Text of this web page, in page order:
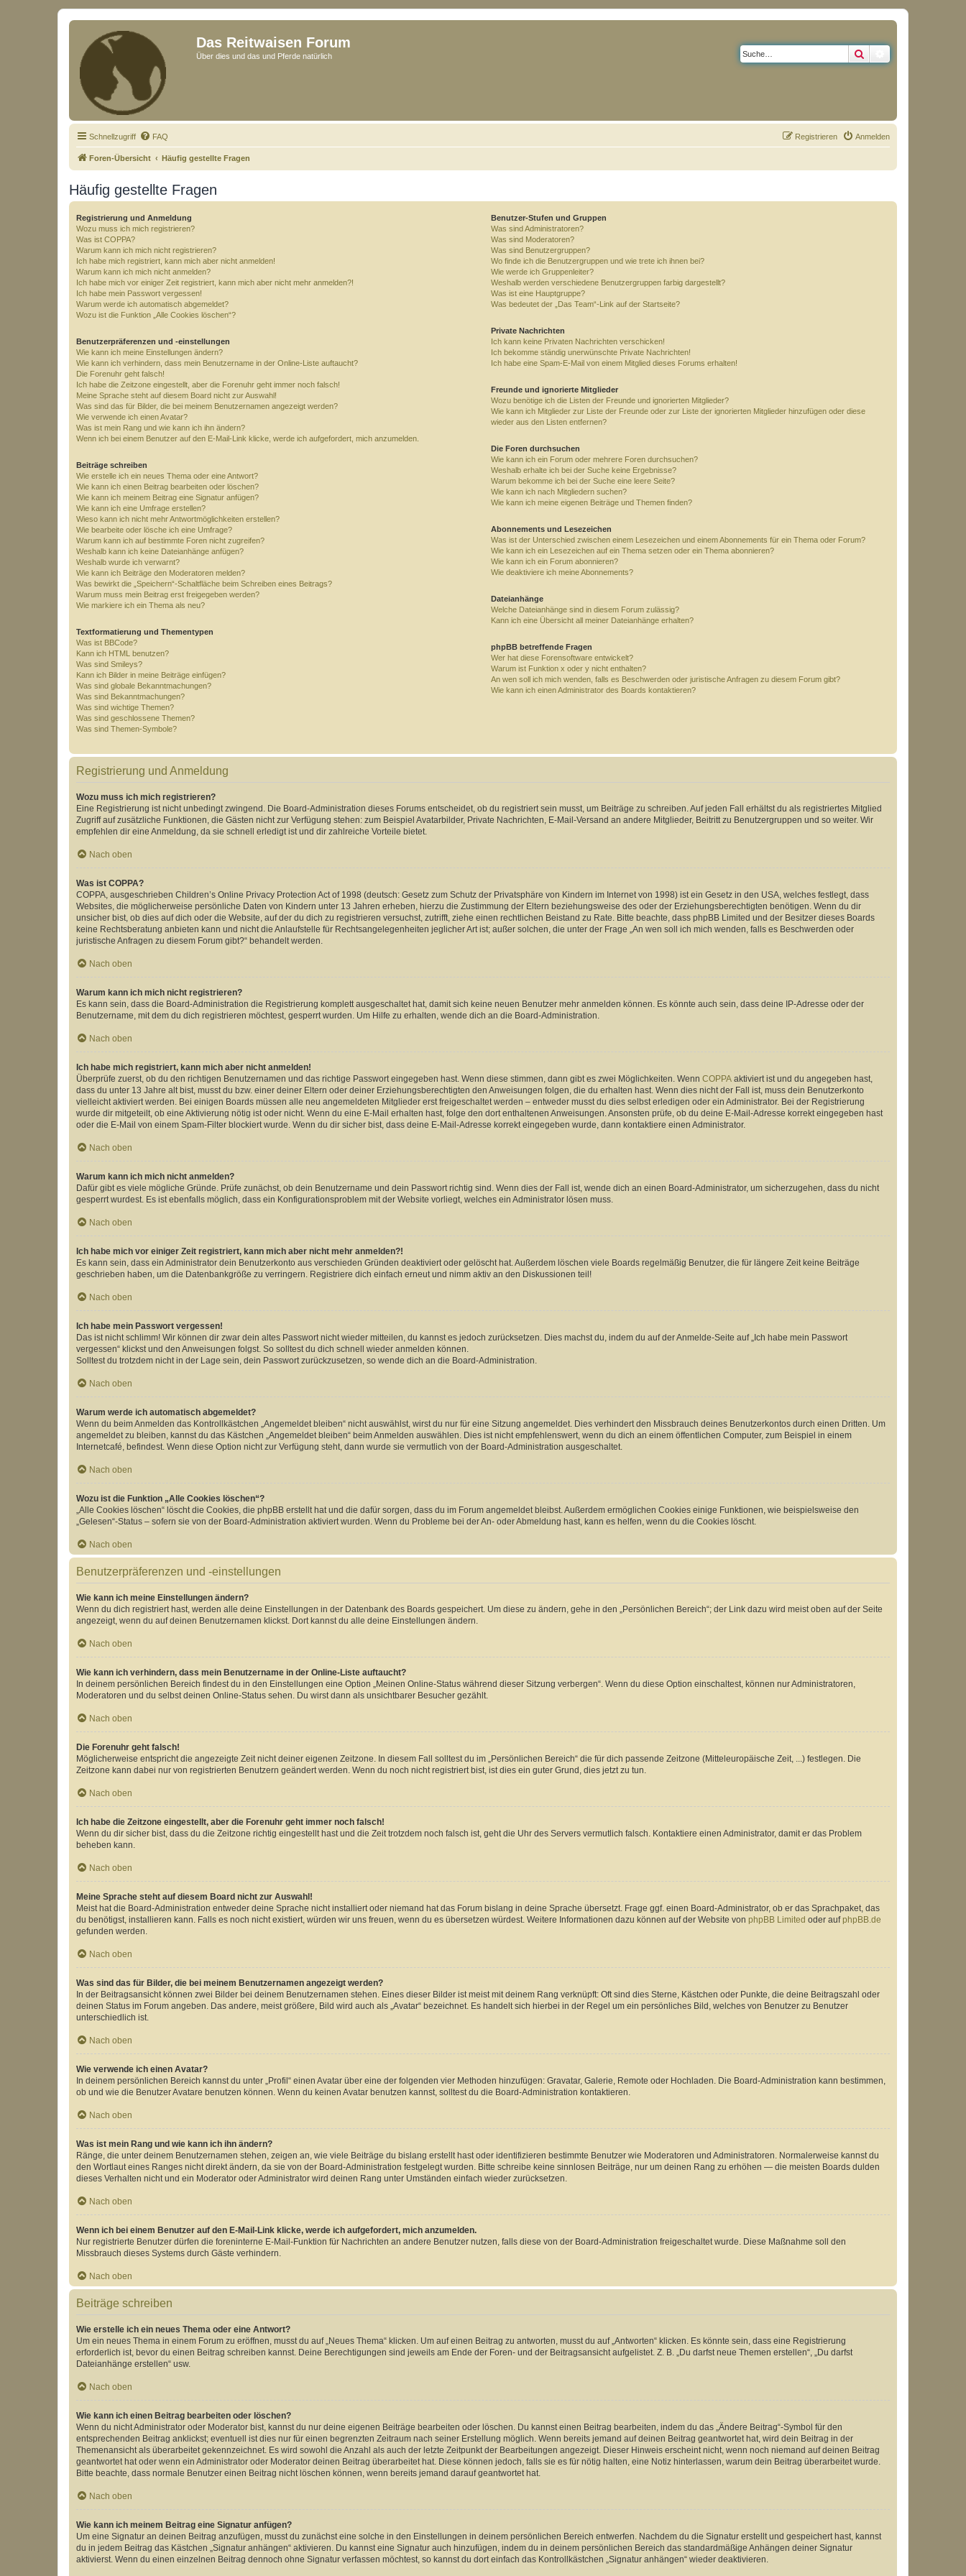
Das Reitwaisen Forum
Über dies und das und Pferde natürlich
Schnellzugriff FAQ Anmelden
Registrieren
Foren-Übersicht Häufig gestellte Fragen
Häufig gestellte Fragen
Registrierung und Anmeldung
Wozu muss ich mich registrieren?
Was ist COPPA?
Warum kann ich mich nicht registrieren?
Ich habe mich registriert, kann mich aber nicht anmelden!
Warum kann ich mich nicht anmelden?
Ich habe mich vor einiger Zeit registriert, kann mich aber nicht mehr anmelden?!
Ich habe mein Passwort vergessen!
Warum werde ich automatisch abgemeldet?
Wozu ist die Funktion „Alle Cookies löschen“?
Benutzerpräferenzen und -einstellungen
Wie kann ich meine Einstellungen ändern?
Wie kann ich verhindern, dass mein Benutzername in der Online-Liste auftaucht?
Die Forenuhr geht falsch!
Ich habe die Zeitzone eingestellt, aber die Forenuhr geht immer noch falsch!
Meine Sprache steht auf diesem Board nicht zur Auswahl!
Was sind das für Bilder, die bei meinem Benutzernamen angezeigt werden?
Wie verwende ich einen Avatar?
Was ist mein Rang und wie kann ich ihn ändern?
Wenn ich bei einem Benutzer auf den E-Mail-Link klicke, werde ich aufgefordert, mich anzumelden.
Beiträge schreiben
Wie erstelle ich ein neues Thema oder eine Antwort?
Wie kann ich einen Beitrag bearbeiten oder löschen?
Wie kann ich meinem Beitrag eine Signatur anfügen?
Wie kann ich eine Umfrage erstellen?
Wieso kann ich nicht mehr Antwortmöglichkeiten erstellen?
Wie bearbeite oder lösche ich eine Umfrage?
Warum kann ich auf bestimmte Foren nicht zugreifen?
Weshalb kann ich keine Dateianhänge anfügen?
Weshalb wurde ich verwarnt?
Wie kann ich Beiträge den Moderatoren melden?
Was bewirkt die „Speichern“-Schaltfläche beim Schreiben eines Beitrags?
Warum muss mein Beitrag erst freigegeben werden?
Wie markiere ich ein Thema als neu?
Textformatierung und Thementypen
Was ist BBCode?
Kann ich HTML benutzen?
Was sind Smileys?
Kann ich Bilder in meine Beiträge einfügen?
Was sind globale Bekanntmachungen?
Was sind Bekanntmachungen?
Was sind wichtige Themen?
Was sind geschlossene Themen?
Was sind Themen-Symbole?
Benutzer-Stufen und Gruppen
Was sind Administratoren?
Was sind Moderatoren?
Was sind Benutzergruppen?
Wo finde ich die Benutzergruppen und wie trete ich ihnen bei?
Wie werde ich Gruppenleiter?
Weshalb werden verschiedene Benutzergruppen farbig dargestellt?
Was ist eine Hauptgruppe?
Was bedeutet der „Das Team“-Link auf der Startseite?
Private Nachrichten
Ich kann keine Privaten Nachrichten verschicken!
Ich bekomme ständig unerwünschte Private Nachrichten!
Ich habe eine Spam-E-Mail von einem Mitglied dieses Forums erhalten!
Freunde und ignorierte Mitglieder
Wozu benötige ich die Listen der Freunde und ignorierten Mitglieder?
Wie kann ich Mitglieder zur Liste der Freunde oder zur Liste der ignorierten Mitglieder hinzufügen oder diese
wieder aus den Listen entfernen?
Die Foren durchsuchen
Wie kann ich ein Forum oder mehrere Foren durchsuchen?
Weshalb erhalte ich bei der Suche keine Ergebnisse?
Warum bekomme ich bei der Suche eine leere Seite?
Wie kann ich nach Mitgliedern suchen?
Wie kann ich meine eigenen Beiträge und Themen finden?
Abonnements und Lesezeichen
Was ist der Unterschied zwischen einem Lesezeichen und einem Abonnements für ein Thema oder Forum?
Wie kann ich ein Lesezeichen auf ein Thema setzen oder ein Thema abonnieren?
Wie kann ich ein Forum abonnieren?
Wie deaktiviere ich meine Abonnements?
Dateianhänge
Welche Dateianhänge sind in diesem Forum zulässig?
Kann ich eine Übersicht all meiner Dateianhänge erhalten?
phpBB betreffende Fragen
Wer hat diese Forensoftware entwickelt?
Warum ist Funktion x oder y nicht enthalten?
An wen soll ich mich wenden, falls es Beschwerden oder juristische Anfragen zu diesem Forum gibt?
Wie kann ich einen Administrator des Boards kontaktieren?
Registrierung und Anmeldung
Wozu muss ich mich registrieren?
Eine Registrierung ist nicht unbedingt zwingend. Die Board-Administration dieses Forums entscheidet, ob du registriert sein musst, um Beiträge zu schreiben. Auf jeden Fall erhältst du als registriertes Mitglied
Zugriff auf zusätzliche Funktionen, die Gästen nicht zur Verfügung stehen: zum Beispiel Avatarbilder, Private Nachrichten, E-Mail-Versand an andere Mitglieder, Beitritt zu Benutzergruppen und so weiter. Wir
empfehlen dir eine Anmeldung, da sie schnell erledigt ist und dir zahlreiche Vorteile bietet.
Nach oben
Was ist COPPA?
COPPA, ausgeschrieben Children’s Online Privacy Protection Act of 1998 (deutsch: Gesetz zum Schutz der Privatsphäre von Kindern im Internet von 1998) ist ein Gesetz in den USA, welches festlegt, dass
Websites, die möglicherweise persönliche Daten von Kindern unter 13 Jahren erheben, hierzu die Zustimmung der Eltern beziehungsweise des oder der Erziehungsberechtigten benötigen. Wenn du dir
unsicher bist, ob dies auf dich oder die Website, auf der du dich zu registrieren versuchst, zutrifft, ziehe einen rechtlichen Beistand zu Rate. Bitte beachte, dass phpBB Limited und der Besitzer dieses Boards
keine Rechtsberatung anbieten kann und nicht die Anlaufstelle für Rechtsangelegenheiten jeglicher Art ist; außer solchen, die unter der Frage „An wen soll ich mich wenden, falls es Beschwerden oder
juristische Anfragen zu diesem Forum gibt?“ behandelt werden.
Nach oben
Warum kann ich mich nicht registrieren?
Es kann sein, dass die Board-Administration die Registrierung komplett ausgeschaltet hat, damit sich keine neuen Benutzer mehr anmelden können. Es könnte auch sein, dass deine IP-Adresse oder der
Benutzername, mit dem du dich registrieren möchtest, gesperrt wurden. Um Hilfe zu erhalten, wende dich an die Board-Administration.
Nach oben
Ich habe mich registriert, kann mich aber nicht anmelden!
Überprüfe zuerst, ob du den richtigen Benutzernamen und das richtige Passwort eingegeben hast. Wenn diese stimmen, dann gibt es zwei Möglichkeiten. Wenn COPPA aktiviert ist und du angegeben hast,
dass du unter 13 Jahre alt bist, musst du bzw. einer deiner Eltern oder deiner Erziehungsberechtigten den Anweisungen folgen, die du erhalten hast. Wenn dies nicht der Fall ist, muss dein Benutzerkonto
vielleicht aktiviert werden. Bei einigen Boards müssen alle neu angemeldeten Mitglieder erst freigeschaltet werden – entweder musst du dies selbst erledigen oder ein Administrator. Bei der Registrierung
wurde dir mitgeteilt, ob eine Aktivierung nötig ist oder nicht. Wenn du eine E-Mail erhalten hast, folge den dort enthaltenen Anweisungen. Ansonsten prüfe, ob du deine E-Mail-Adresse korrekt eingegeben hast
oder die E-Mail von einem Spam-Filter blockiert wurde. Wenn du dir sicher bist, dass deine E-Mail-Adresse korrekt eingegeben wurde, dann kontaktiere einen Administrator.
Nach oben
Warum kann ich mich nicht anmelden?
Dafür gibt es viele mögliche Gründe. Prüfe zunächst, ob dein Benutzername und dein Passwort richtig sind. Wenn dies der Fall ist, wende dich an einen Board-Administrator, um sicherzugehen, dass du nicht
gesperrt wurdest. Es ist ebenfalls möglich, dass ein Konfigurationsproblem mit der Website vorliegt, welches ein Administrator lösen muss.
Nach oben
Ich habe mich vor einiger Zeit registriert, kann mich aber nicht mehr anmelden?!
Es kann sein, dass ein Administrator dein Benutzerkonto aus verschieden Gründen deaktiviert oder gelöscht hat. Außerdem löschen viele Boards regelmäßig Benutzer, die für längere Zeit keine Beiträge
geschrieben haben, um die Datenbankgröße zu verringern. Registriere dich einfach erneut und nimm aktiv an den Diskussionen teil!
Nach oben
Ich habe mein Passwort vergessen!
Das ist nicht schlimm! Wir können dir zwar dein altes Passwort nicht wieder mitteilen, du kannst es jedoch zurücksetzen. Dies machst du, indem du auf der Anmelde-Seite auf „Ich habe mein Passwort
vergessen“ klickst und den Anweisungen folgst. So solltest du dich schnell wieder anmelden können.
Solltest du trotzdem nicht in der Lage sein, dein Passwort zurückzusetzen, so wende dich an die Board-Administration.
Nach oben
Warum werde ich automatisch abgemeldet?
Wenn du beim Anmelden das Kontrollkästchen „Angemeldet bleiben“ nicht auswählst, wirst du nur für eine Sitzung angemeldet. Dies verhindert den Missbrauch deines Benutzerkontos durch einen Dritten. Um
angemeldet zu bleiben, kannst du das Kästchen „Angemeldet bleiben“ beim Anmelden auswählen. Dies ist nicht empfehlenswert, wenn du dich an einem öffentlichen Computer, zum Beispiel in einem
Internetcafé, befindest. Wenn diese Option nicht zur Verfügung steht, dann wurde sie vermutlich von der Board-Administration ausgeschaltet.
Nach oben
Wozu ist die Funktion „Alle Cookies löschen“?
„Alle Cookies löschen“ löscht die Cookies, die phpBB erstellt hat und die dafür sorgen, dass du im Forum angemeldet bleibst. Außerdem ermöglichen Cookies einige Funktionen, wie beispielsweise den
„Gelesen“-Status – sofern sie von der Board-Administration aktiviert wurden. Wenn du Probleme bei der An- oder Abmeldung hast, kann es helfen, wenn du die Cookies löscht.
Nach oben
Benutzerpräferenzen und -einstellungen
Wie kann ich meine Einstellungen ändern?
Wenn du dich registriert hast, werden alle deine Einstellungen in der Datenbank des Boards gespeichert. Um diese zu ändern, gehe in den „Persönlichen Bereich“; der Link dazu wird meist oben auf der Seite
angezeigt, wenn du auf deinen Benutzernamen klickst. Dort kannst du alle deine Einstellungen ändern.
Nach oben
Wie kann ich verhindern, dass mein Benutzername in der Online-Liste auftaucht?
In deinem persönlichen Bereich findest du in den Einstellungen eine Option „Meinen Online-Status während dieser Sitzung verbergen“. Wenn du diese Option einschaltest, können nur Administratoren,
Moderatoren und du selbst deinen Online-Status sehen. Du wirst dann als unsichtbarer Besucher gezählt.
Nach oben
Die Forenuhr geht falsch!
Möglicherweise entspricht die angezeigte Zeit nicht deiner eigenen Zeitzone. In diesem Fall solltest du im „Persönlichen Bereich“ die für dich passende Zeitzone (Mitteleuropäische Zeit, ...) festlegen. Die
Zeitzone kann dabei nur von registrierten Benutzern geändert werden. Wenn du noch nicht registriert bist, ist dies ein guter Grund, dies jetzt zu tun.
Nach oben
Ich habe die Zeitzone eingestellt, aber die Forenuhr geht immer noch falsch!
Wenn du dir sicher bist, dass du die Zeitzone richtig eingestellt hast und die Zeit trotzdem noch falsch ist, geht die Uhr des Servers vermutlich falsch. Kontaktiere einen Administrator, damit er das Problem
beheben kann.
Nach oben
Meine Sprache steht auf diesem Board nicht zur Auswahl!
Meist hat die Board-Administration entweder deine Sprache nicht installiert oder niemand hat das Forum bislang in deine Sprache übersetzt. Frage ggf. einen Board-Administrator, ob er das Sprachpaket, das
du benötigst, installieren kann. Falls es noch nicht existiert, würden wir uns freuen, wenn du es übersetzen würdest. Weitere Informationen dazu können auf der Website von phpBB Limited oder aufphpBB.de
gefunden werden.
Nach oben
Was sind das für Bilder, die bei meinem Benutzernamen angezeigt werden?
In der Beitragsansicht können zwei Bilder bei deinem Benutzernamen stehen. Eines dieser Bilder ist meist mit deinem Rang verknüpft: Oft sind dies Sterne, Kästchen oder Punkte, die deine Beitragszahl oder
deinen Status im Forum angeben. Das andere, meist größere, Bild wird auch als „Avatar“ bezeichnet. Es handelt sich hierbei in der Regel um ein persönliches Bild, welches von Benutzer zu Benutzer
unterschiedlich ist.
Nach oben
Wie verwende ich einen Avatar?
In deinem persönlichen Bereich kannst du unter „Profil“ einen Avatar über eine der folgenden vier Methoden hinzufügen: Gravatar, Galerie, Remote oder Hochladen. Die Board-Administration kann bestimmen,
ob und wie die Benutzer Avatare benutzen können. Wenn du keinen Avatar benutzen kannst, solltest du die Board-Administration kontaktieren.
Nach oben
Was ist mein Rang und wie kann ich ihn ändern?
Ränge, die unter deinem Benutzernamen stehen, zeigen an, wie viele Beiträge du bislang erstellt hast oder identifizieren bestimmte Benutzer wie Moderatoren und Administratoren. Normalerweise kannst du
den Wortlaut eines Ranges nicht direkt ändern, da sie von der Board-Administration festgelegt wurden. Bitte schreibe keine sinnlosen Beiträge, nur um deinen Rang zu erhöhen — die meisten Boards dulden
dieses Verhalten nicht und ein Moderator oder Administrator wird deinen Rang unter Umständen einfach wieder zurücksetzen.
Nach oben
Wenn ich bei einem Benutzer auf den E-Mail-Link klicke, werde ich aufgefordert, mich anzumelden.
Nur registrierte Benutzer dürfen die foreninterne E-Mail-Funktion für Nachrichten an andere Benutzer nutzen, falls diese von der Board-Administration freigeschaltet wurde. Diese Maßnahme soll den
Missbrauch dieses Systems durch Gäste verhindern.
Nach oben
Beiträge schreiben
Wie erstelle ich ein neues Thema oder eine Antwort?
Um ein neues Thema in einem Forum zu eröffnen, musst du auf „Neues Thema“ klicken. Um auf einen Beitrag zu antworten, musst du auf „Antworten“ klicken. Es könnte sein, dass eine Registrierung
erforderlich ist, bevor du einen Beitrag schreiben kannst. Deine Berechtigungen sind jeweils am Ende der Foren- und der Beitragsansicht aufgelistet. Z. B. „Du darfst neue Themen erstellen“, „Du darfst
Dateianhänge erstellen“ usw.
Nach oben
Wie kann ich einen Beitrag bearbeiten oder löschen?
Wenn du nicht Administrator oder Moderator bist, kannst du nur deine eigenen Beiträge bearbeiten oder löschen. Du kannst einen Beitrag bearbeiten, indem du das „Ändere Beitrag“-Symbol für den
entsprechenden Beitrag anklickst; eventuell ist dies nur für einen begrenzten Zeitraum nach seiner Erstellung möglich. Wenn bereits jemand auf deinen Beitrag geantwortet hat, wird dein Beitrag in der
Themenansicht als überarbeitet gekennzeichnet. Es wird sowohl die Anzahl als auch der letzte Zeitpunkt der Bearbeitungen angezeigt. Dieser Hinweis erscheint nicht, wenn noch niemand auf deinen Beitrag
geantwortet hat oder wenn ein Administrator oder Moderator deinen Beitrag überarbeitet hat. Diese können jedoch, falls sie es für nötig halten, eine Notiz hinterlassen, warum dein Beitrag überarbeitet wurde.
Bitte beachte, dass normale Benutzer einen Beitrag nicht löschen können, wenn bereits jemand darauf geantwortet hat.
Nach oben
Wie kann ich meinem Beitrag eine Signatur anfügen?
Um eine Signatur an deinen Beitrag anzufügen, musst du zunächst eine solche in den Einstellungen in deinem persönlichen Bereich entwerfen. Nachdem du die Signatur erstellt und gespeichert hast, kannst
du in jedem Beitrag das Kästchen „Signatur anhängen“ aktivieren. Du kannst eine Signatur auch hinzufügen, indem du in deinem persönlichen Bereich das standardmäßige Anhängen deiner Signatur
aktivierst. Wenn du einen einzelnen Beitrag dennoch ohne Signatur verfassen möchtest, so kannst du dort einfach das Kontrollkästchen „Signatur anhängen“ wieder deaktivieren.